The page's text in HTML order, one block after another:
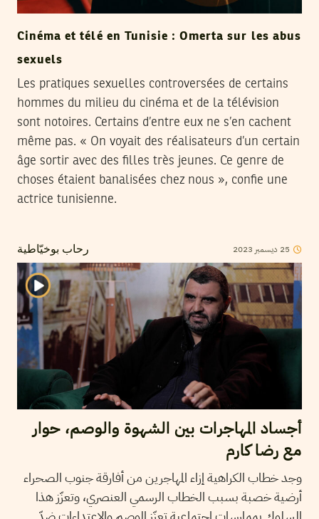
Cinéma et télé en Tunisie : Omerta sur les abus
sexuels
Les pratiques sexuelles controversées de certains
hommes du milieu du cinéma et de la télévision
sont notoires. Certains d’entre eux ne s’en cachent
même pas. « On voyait des réalisateurs d’un certain
âge sortir avec des filles très jeunes. Ce genre de
choses étaient banalisées chez nous », confie une
actrice tunisienne.
رحاب بوخيّاطية 25 ديسمبر 2023
أجساد المهاجرات بين الشهوة والوصم، حوار
مع رضا كارم
وجد خطاب الكراهية إزاء المهاجرين من أفارقة جنوب الصحراء
أرضية خصبة بسبب الخطاب الرسمي العنصري، وتعزّز هذا